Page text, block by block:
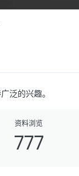
泛的兴趣。
资料浏览
777